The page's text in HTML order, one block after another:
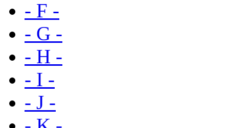
- F -
- G -
- H -
- I -
- J -